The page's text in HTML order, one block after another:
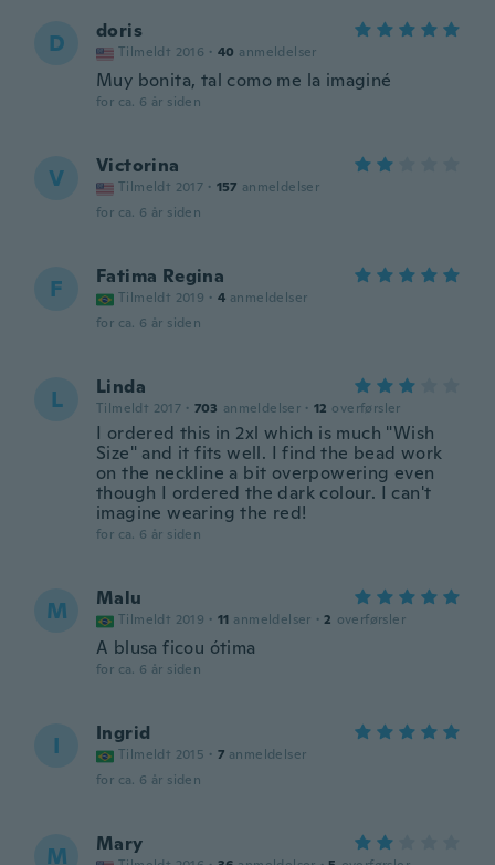
D doris
Tilmeldt 2016 · 40 anmeldelser
Muy bonita, tal como me la imaginé
for ca. 6 år siden
V Victorina
Tilmeldt 2017 · 157 anmeldelser
for ca. 6 år siden
F Fatima Regina
Tilmeldt 2019 · 4 anmeldelser
for ca. 6 år siden
L Linda
Tilmeldt 2017 · 703 anmeldelser · 12 overførsler
I ordered this in 2xl which is much "Wish
Size" and it fits well. I find the bead work
on the neckline a bit overpowering even
though I ordered the dark colour. I can't
imagine wearing the red!
for ca. 6 år siden
M Malu
Tilmeldt 2019 · 11 anmeldelser · 2 overførsler
A blusa ficou ótima
for ca. 6 år siden
I Ingrid
Tilmeldt 2015 · 7 anmeldelser
for ca. 6 år siden
M Mary